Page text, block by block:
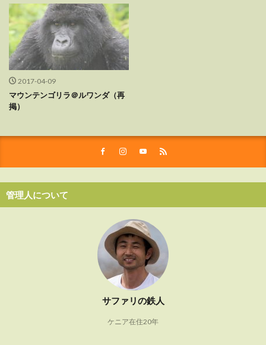
2017-04-09
マウンテンゴリラ＠ルワンダ（再
掲）
管理人について
サファリの鉄人
ケニア在住20年